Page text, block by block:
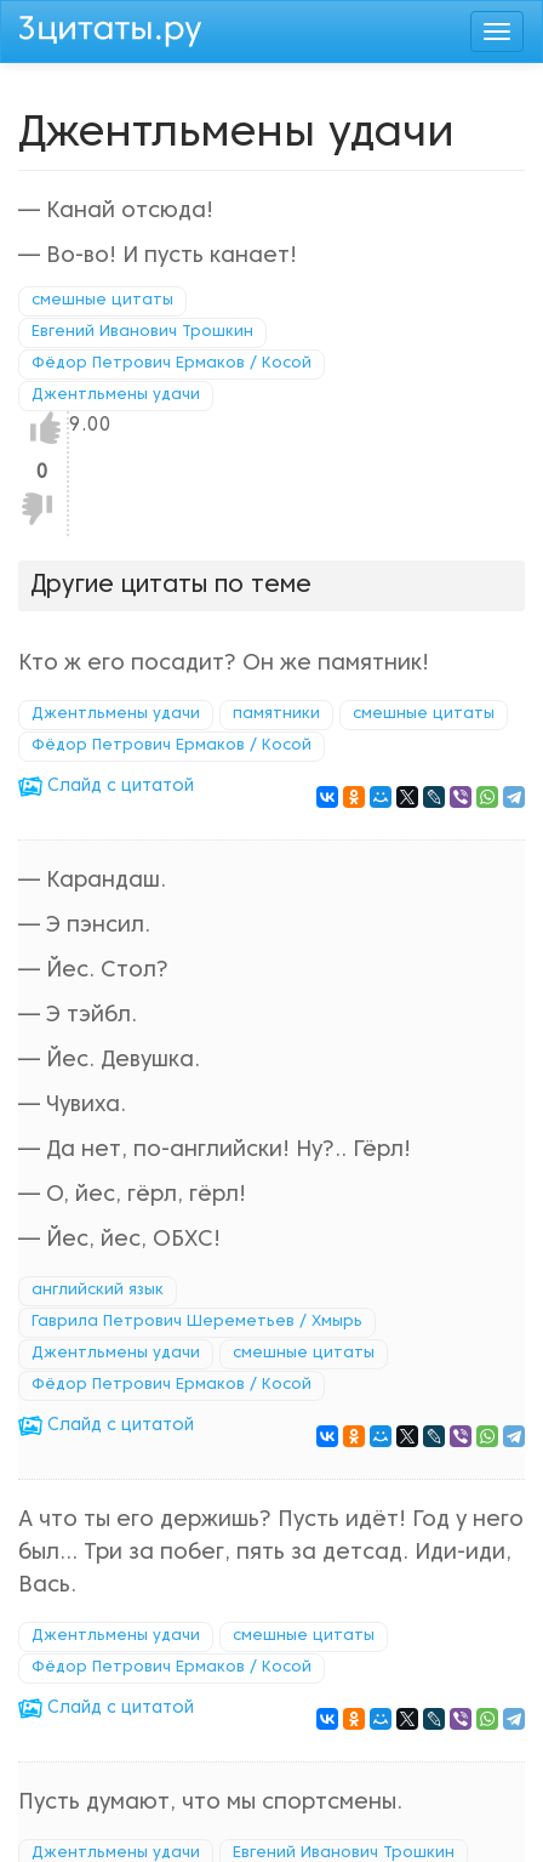
Перейти
Джентльмены удачи
— Канай отсюда!
— Во-во! И пусть канает!
смешные цитаты
Евгений Иванович Трошкин
Фёдор Петрович Ермаков / Косой
Джентльмены удачи
Нравится!
0
Не
нравится!
9.00
Другие цитаты по теме
Кто ж его посадит? Он же памятник!
Джентльмены удачи памятники смешные цитаты
Фёдор Петрович Ермаков / Косой
Cлайд с цитатой
— Карандаш.
— Э пэнсил.
— Йес. Стол?
— Э тэйбл.
— Йес. Девушка.
— Чувиха.
— Да нет, по-английски! Ну?.. Гёрл!
— О, йес, гёрл, гёрл!
— Йес, йес, ОБХС!
английский язык
Гаврила Петрович Шереметьев / Хмырь
Джентльмены удачи смешные цитаты
Фёдор Петрович Ермаков / Косой
Cлайд с цитатой
А что ты его держишь? Пусть идёт! Год у него
был… Три за побег, пять за детсад. Иди-иди,
Вась.
Джентльмены удачи смешные цитаты
Фёдор Петрович Ермаков / Косой
Cлайд с цитатой
Пусть думают, что мы спортсмены.
Джентльмены удачи Евгений Иванович Трошкин